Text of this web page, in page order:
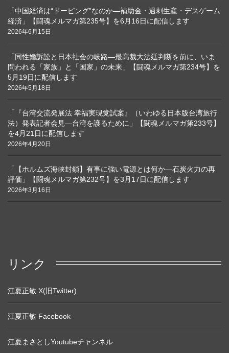
「中国経済は“ドーピング”なのか―補助金・過剰生産・デスゲーム
経済」【闘魂メルマガ第235号】を6月16日に配信します
2026年6月15日
「同性婚訴訟と日本社会の岐路―最高裁大法廷判断を前に、いま
問われる「家族」と「国家」の未来」【闘魂メルマガ第234号】を
5月19日に配信します
2026年5月18日
「『台湾交流発展法 幸福実現党試案』（いわゆる日本版台湾旅行
法）発表記者会見―台湾を護るために」【闘魂メルマガ第233号】
を4月21日に配信します
2026年4月20日
「【ホルムズ海峡封鎖】有事に強い電源とは何か―石炭火力の再
評価」【闘魂メルマガ第232号】を3月17日に配信します
2026年3月16日
リンク
江夏正敏 X(旧Twitter)
江夏正敏 Facebook
江夏まさとしYoutubeチャンネル